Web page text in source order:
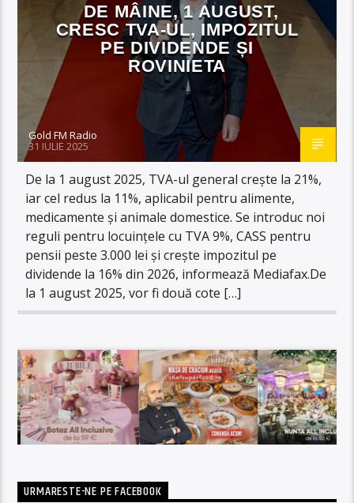
DE MÂINE, 1 AUGUST,
CRESC TVA-UL, IMPOZITUL
PE DIVIDENDE ȘI
ROVINIETA
Gold FM Radio
31 IULIE 2025
De la 1 august 2025, TVA-ul general crește la 21%,
iar cel redus la 11%, aplicabil pentru alimente,
medicamente și animale domestice. Se introduc noi
reguli pentru locuințele cu TVA 9%, CASS pentru
pensii peste 3.000 lei și crește impozitul pe
dividende la 16% din 2026, informează Mediafax.De
la 1 august 2025, vor fi două cote […]
URMARESTE-NE PE FACEBOOK